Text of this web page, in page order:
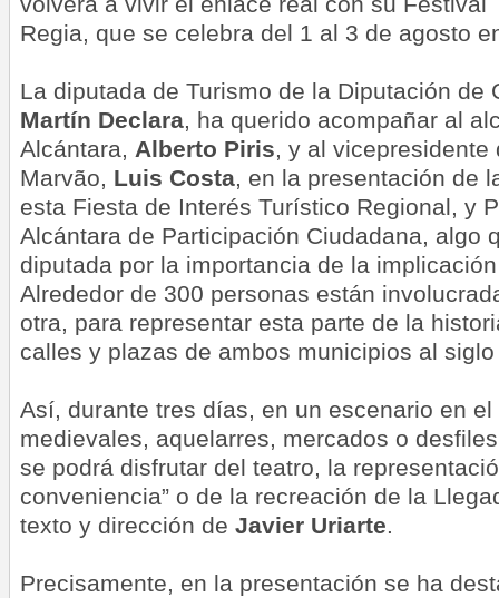
Regia, que se celebra del 1 al 3 de agosto
La diputada de Turismo de la Diputación de
Martín Declara, ha querido acompañar al
Alcántara, Alberto Piris, y al vicepresidente
Marvão, Luis Costa, en la presentación de
esta Fiesta de Interés Turístico Regional, y
Alcántara de Participación Ciudadana, algo
diputada por la importancia de la
Alrededor de 300 personas están
otra, para representar esta parte de la
calles y plazas de ambos municipios al siglo
Así, durante tres días, en un escenario en
medievales, aquelarres, mercados o
se podrá disfrutar del teatro, la
conveniencia” o de la recreación de la
texto y dirección de Javier Uriarte.
Precisamente, en la presentación se ha